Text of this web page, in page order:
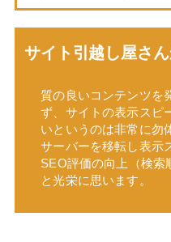
サイト引越し屋さ
質の良いコンテンツを
ず、サイトの表示スピ
いというのは非常に勿
サーバーを移転し表示
SEO評価の向上（検索
と光栄に思います。